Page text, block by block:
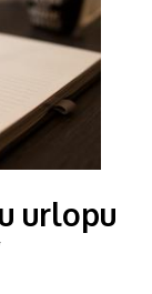
urlopu